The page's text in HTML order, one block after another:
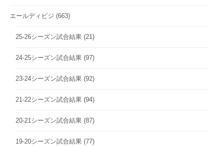
エールディビジ (663)
25-26シーズン試合結果 (21)
24-25シーズン試合結果 (97)
23-24シーズン試合結果 (92)
21-22シーズン試合結果 (94)
20-21シーズン試合結果 (87)
19-20シーズン試合結果 (77)